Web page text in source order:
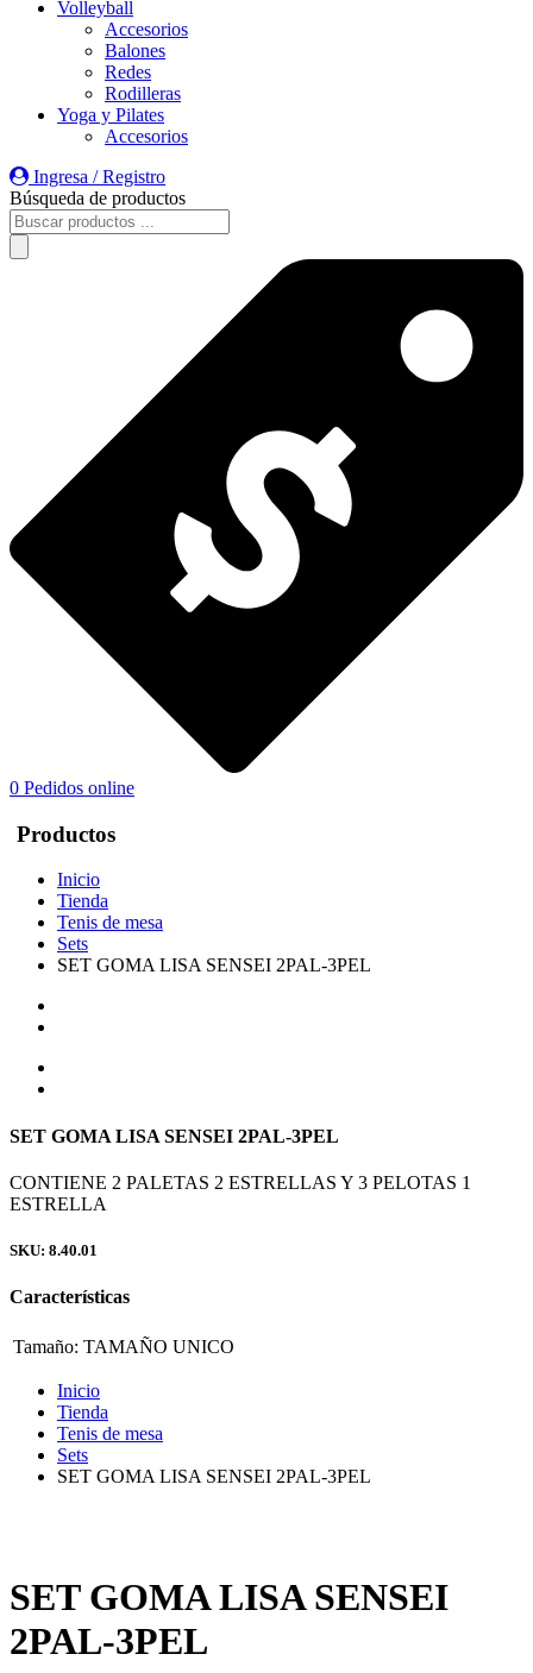
Volleyball
Accesorios
Balones
Redes
Rodilleras
Yoga y Pilates
Accesorios
Ingresa / Registro
Búsqueda de productos
0 Pedidos online
Productos
Inicio
Tienda
Tenis de mesa
Sets
SET GOMA LISA SENSEI 2PAL-3PEL
SET GOMA LISA SENSEI 2PAL-3PEL
CONTIENE 2 PALETAS 2 ESTRELLAS Y 3 PELOTAS 1
ESTRELLA
SKU: 8.40.01
Características
Tamaño: TAMAÑO UNICO
Inicio
Tienda
Tenis de mesa
Sets
SET GOMA LISA SENSEI 2PAL-3PEL
SET GOMA LISA SENSEI
2PAL-3PEL